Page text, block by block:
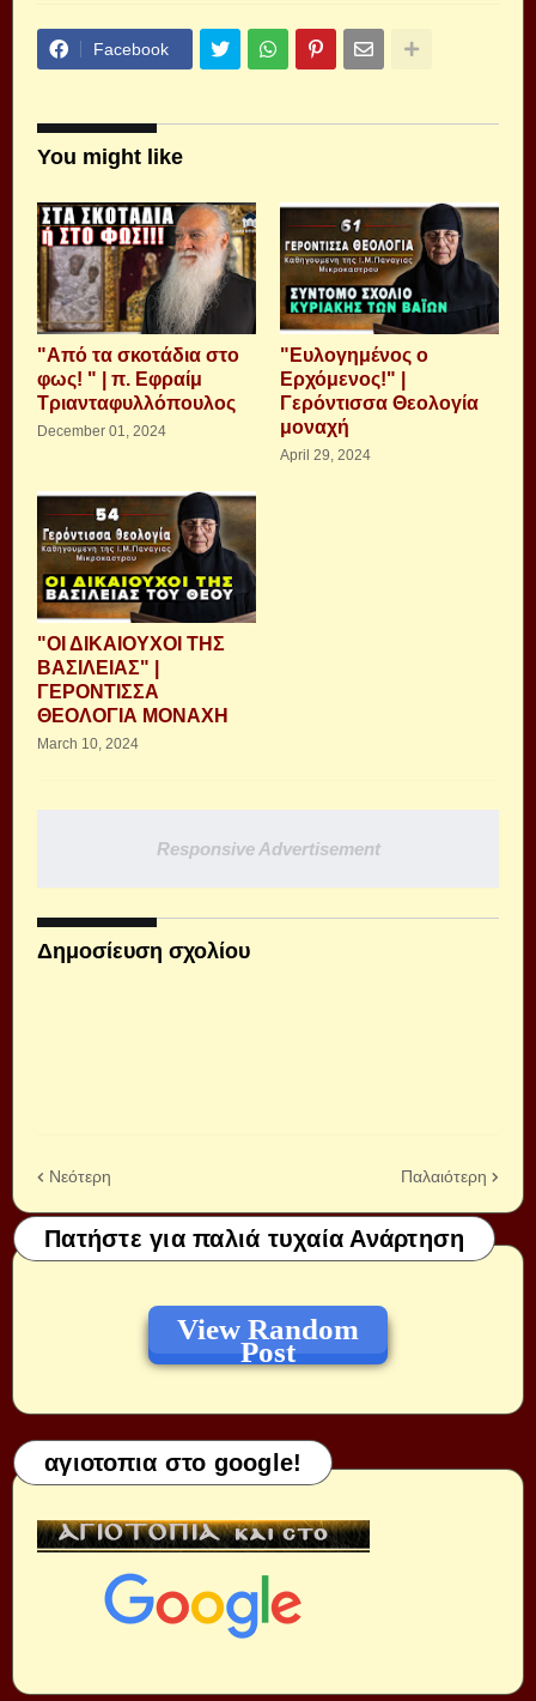
Facebook
You might like
"Από τα σκοτάδια στο
φως! " | π. Εφραίμ
Τριανταφυλλόπουλος
December 01, 2024
"Ευλογημένος ο
Ερχόμενος!" |
Γερόντισσα Θεολογία
μοναχή
April 29, 2024
"ΟΙ ΔΙΚΑΙΟΥΧΟΙ ΤΗΣ
ΒΑΣΙΛΕΙΑΣ" |
ΓΕΡΟΝΤΙΣΣΑ
ΘΕΟΛΟΓΙΑ ΜΟΝΑΧΗ
March 10, 2024
Responsive Advertisement
Δημοσίευση σχολίου
Νεότερη Παλαιότερη
Πατήστε για παλιά τυχαία Ανάρτηση
View Random
Post
αγιοτοπια στο google!